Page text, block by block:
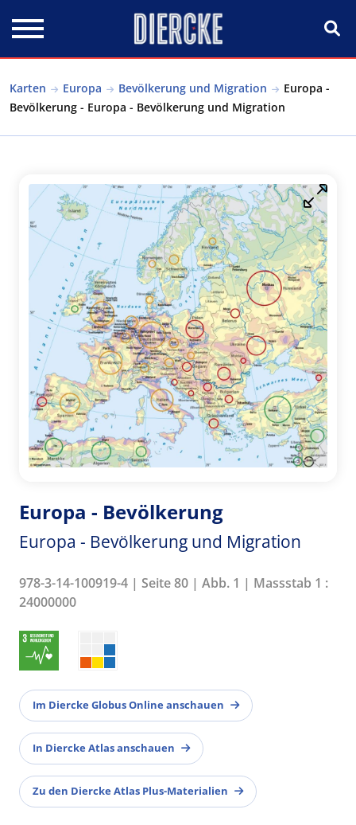
Karten Europa Bevölkerung und Migration
Europa -
Bevölkerung - Europa - Bevölkerung und Migration
Europa - Bevölkerung
Europa - Bevölkerung und Migration
978-3-14-100919-4 | Seite 80 | Abb. 1 | Massstab 1 :
24000000
Im Diercke Globus Online anschauen
In Diercke Atlas anschauen
Zu den Diercke Atlas Plus-Materialien